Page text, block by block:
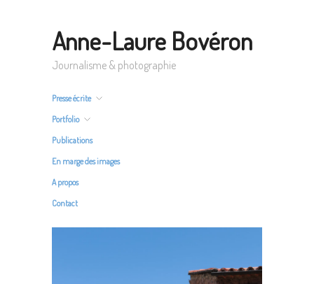
Anne-Laure Bovéron
Journalisme & photographie
Presse écrite
Portfolio
Publications
En marge des images
A propos
Contact